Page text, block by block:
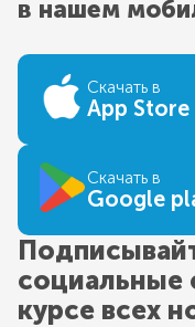
в нашем
Скачать в
App Store
Скачать в
Google
социальные
курсе всех